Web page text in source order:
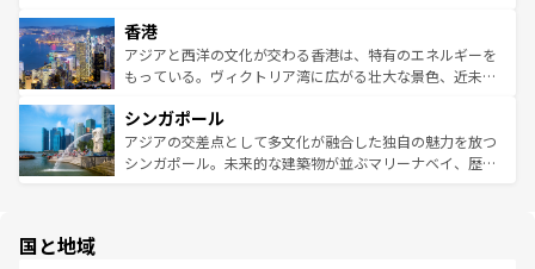
とつ。フォーやバインミー、ベトナムコーヒーなどは、ぜ
ひ現地で味わいたい。どの地域を訪れてもあたたかい人々
が旅行者を迎えてくれるので、きっと忘れられない旅にな
参照してほしい。
の活気が交差している。北部ではチェンマイなどの山岳地
帯で自然と触れ合い、南部ではプーケットやクラビの美し
いビーチでリゾート気分を楽しむことができる。タイ料理
激する。気候は一年中温暖で、どの季節にも異なる楽しみ
が待っている。親しみやすいタイの人々、仏教を中心とし
た文化、そして多様な観光資源が、訪れる旅人を魅了し続
香港
アジアと西洋の文化が交わる香港は、特有のエネルギーを
もっている。ヴィクトリア湾に広がる壮大な景色、近未来
み、どこを訪れても感動するはず。観光スポットが密集し
ており、効率よく見どころを回れるのも魅力。息をのむよ
うな絶景から文化的な体験まで、香港を存分に楽しみ尽く
シンガポール
アジアの交差点として多文化が融合した独自の魅力を放つ
シンガポール。未来的な建築物が並ぶマリーナベイ、歴史
国と地域